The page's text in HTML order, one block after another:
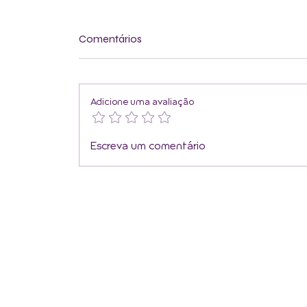
Faça o seu melhor hoje.
Comentários
Adicione uma avaliação
Escreva um comentário